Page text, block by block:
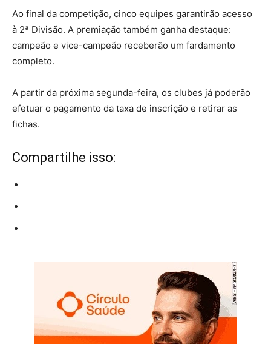
Ao final da competição, cinco equipes garantirão acesso
à 2ª Divisão. A premiação também ganha destaque:
campeão e vice-campeão receberão um fardamento
completo.
A partir da próxima segunda-feira, os clubes já poderão
efetuar o pagamento da taxa de inscrição e retirar as
fichas.
Compartilhe isso: